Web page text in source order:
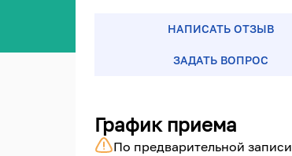
НАПИСАТЬ ОТЗЫВ
ЗАДАТЬ ВОПРОС
График приема
По предварительной записи